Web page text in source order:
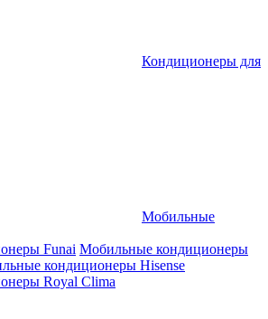
Кондиционеры для
Мобильные
Funai Мобильные кондиционеры
кондиционеры Hisense
Royal Clima